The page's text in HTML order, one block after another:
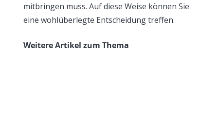
mitbringen muss. Auf diese Weise können Sie
eine wohlüberlegte Entscheidung treffen.
Weitere Artikel zum Thema